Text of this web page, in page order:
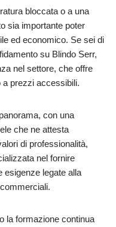
bloccata o a una
sia importante poter
ed economico. Se sei di
su Blindo Serr,
nel settore, che offre
prezzi accessibili.
con una
che ne attesta
di professionalità,
nel fornire
esigenze legate alla
la formazione continua